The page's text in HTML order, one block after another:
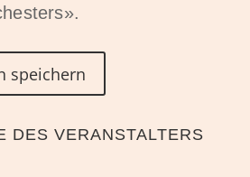
speichern
DES VERANSTALTERS